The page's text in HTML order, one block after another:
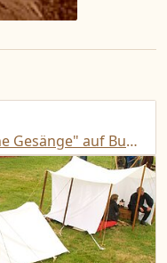
Höhlenkonzert "Gregorianische Gesänge" auf Burg Rabenstein im Oktober 2026